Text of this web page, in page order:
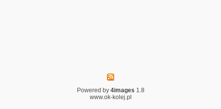
Powered by 4images 1.8
www.ok-kolej.pl